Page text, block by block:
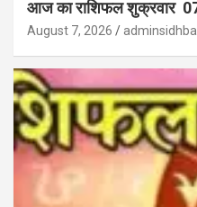
आज का राशिफल शुक्रवार
August 7, 2026